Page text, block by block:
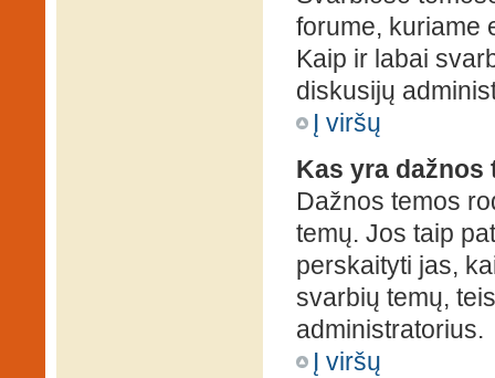
forume, kuriame
Kaip ir labai
diskusijų
Į viršų
Kas yra dažnos
Dažnos temos
temų. Jos taip
perskaityti jas,
svarbių temų,
administratorius.
Į viršų